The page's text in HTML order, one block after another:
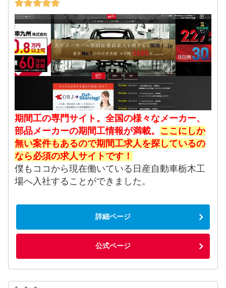
期間工の専門サイト。全国の様々なメーカー、
部品メーカーの期間工情報が満載。 ここにしか
無い案件もあるので期間工求人を探しているの
なら必須の求人サイトです！
僕もココから現在働いている日産自動車栃木工
場へ入社することができました。
詳細ページ
公式ページ